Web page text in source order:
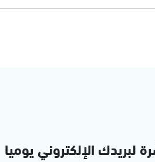
لبريدك الإلكتروني يوميا